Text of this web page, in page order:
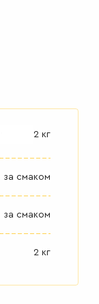
2 кг
за смаком
за смаком
2 кг